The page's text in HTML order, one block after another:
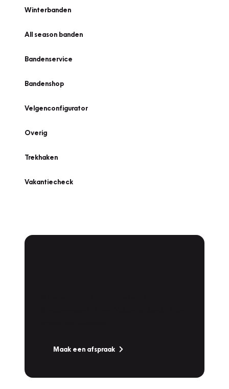
Winterbanden
All season banden
Bandenservice
Bandenshop
Velgenconfigurator
Overig
Trekhaken
Vakantiecheck
Maak een afspraak